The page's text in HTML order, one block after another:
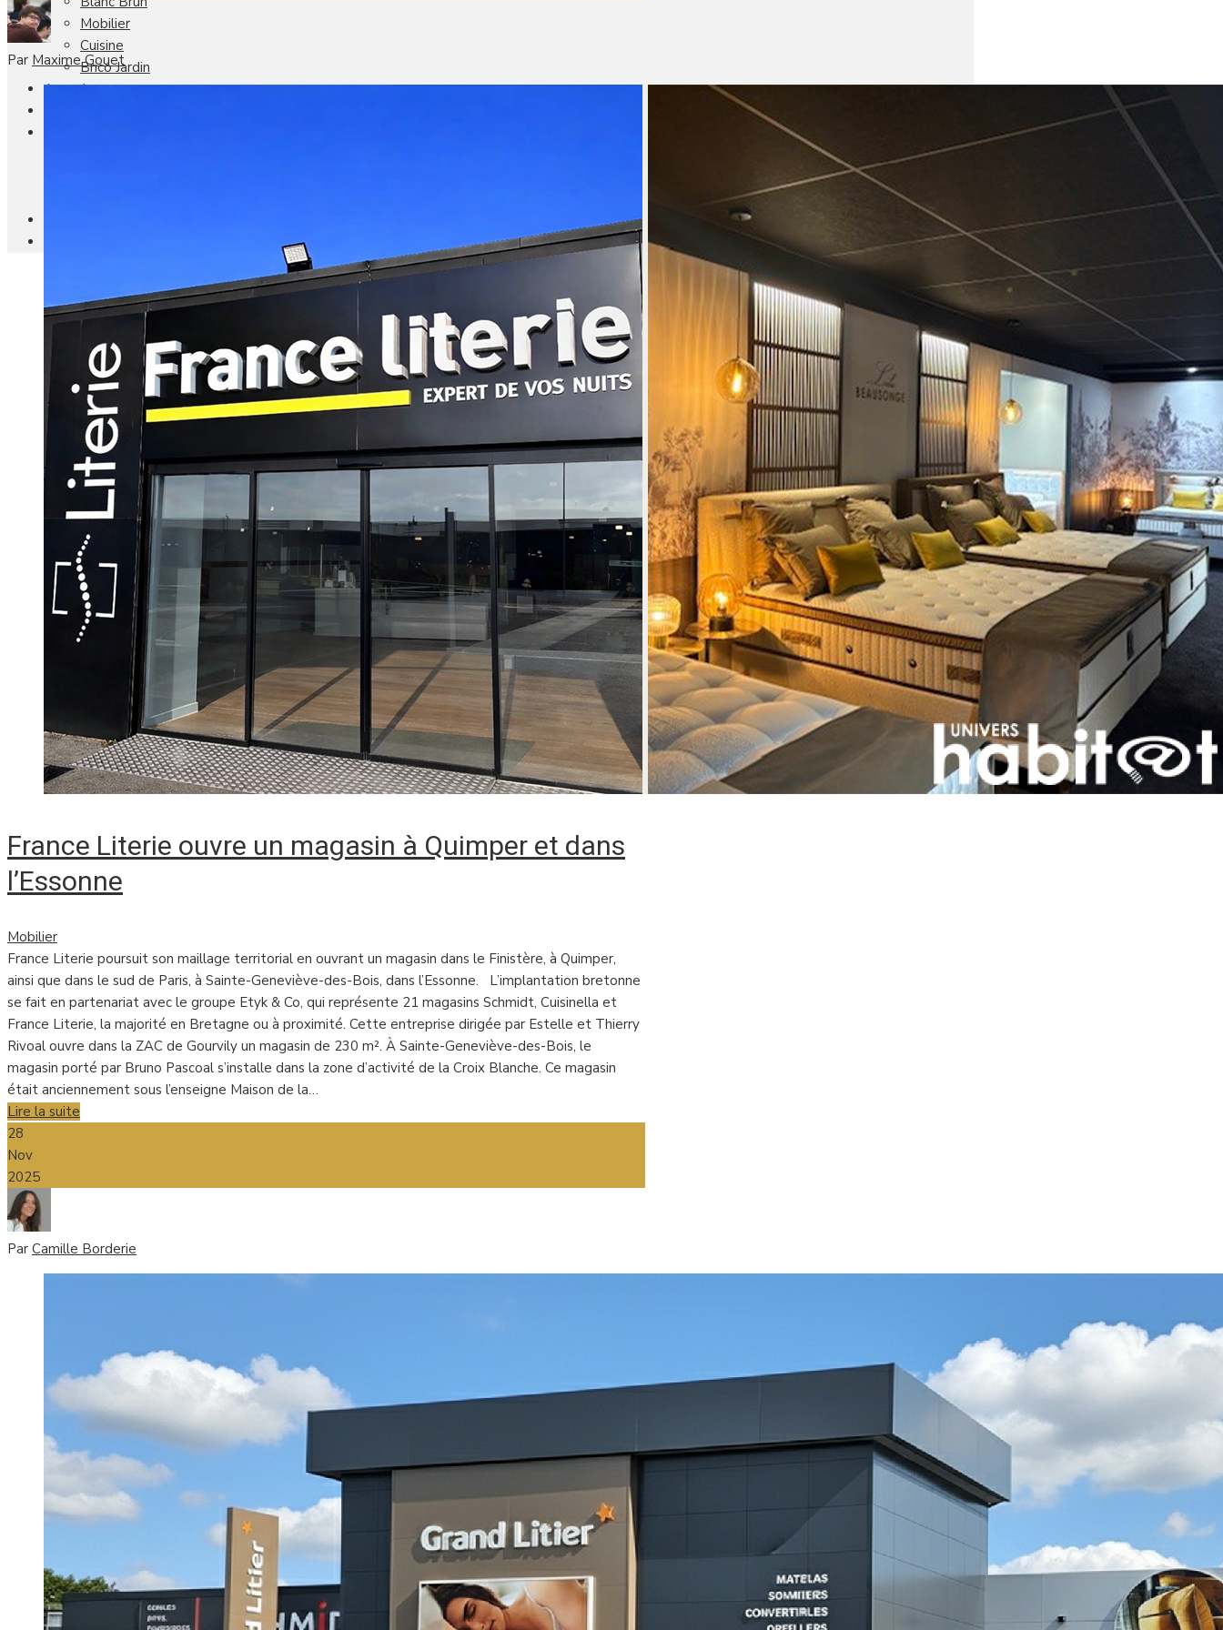
Mobilier
Cuisine
Brico Jardin
Agenda
Par Maxime Gouet
France Literie ouvre un magasin à Quimper et dans
l’Essonne
Mobilier
France Literie poursuit son maillage territorial en ouvrant un magasin dans le Finistère, à Quimper,
ainsi que dans le sud de Paris, à Sainte-Geneviève-des-Bois, dans l’Essonne. L’implantation bretonne
se fait en partenariat avec le groupe Etyk & Co, qui représente 21 magasins Schmidt, Cuisinella et
France Literie, la majorité en Bretagne ou à proximité. Cette entreprise dirigée par Estelle et Thierry
Rivoal ouvre dans la ZAC de Gourvily un magasin de 230 m². À Sainte-Geneviève-des-Bois, le
magasin porté par Bruno Pascoal s’installe dans la zone d’activité de la Croix Blanche. Ce magasin
était anciennement sous l’enseigne Maison de la…
Lire la suite
28
Nov
2025
Par Camille Borderie